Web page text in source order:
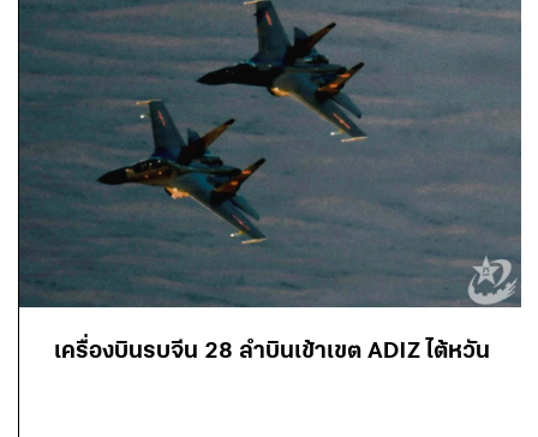
เครื่องบินรบจีน 28 ลำบินเข้าเขต ADIZ ไต้หวัน